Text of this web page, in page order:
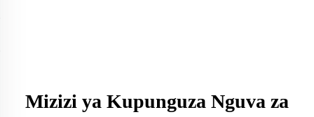
Mizizi ya Kupunguza Nguva za